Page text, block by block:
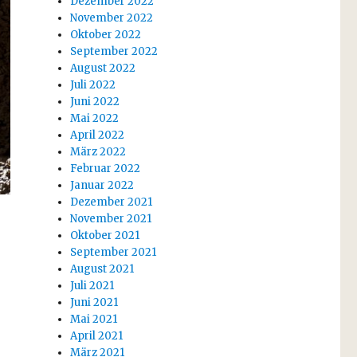
November 2022
Oktober 2022
September 2022
August 2022
Juli 2022
Juni 2022
Mai 2022
April 2022
März 2022
Februar 2022
Januar 2022
Dezember 2021
November 2021
Oktober 2021
September 2021
August 2021
Juli 2021
Juni 2021
Mai 2021
April 2021
März 2021